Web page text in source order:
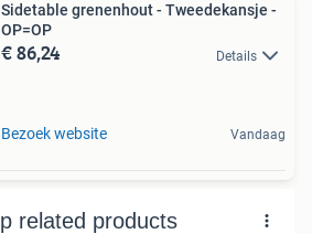
Sidetable grenenhout - Tweedekansje -
OP=OP
€ 86,24 Details
Bezoek website Vandaag